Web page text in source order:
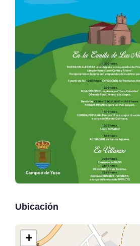
Ubicación
+